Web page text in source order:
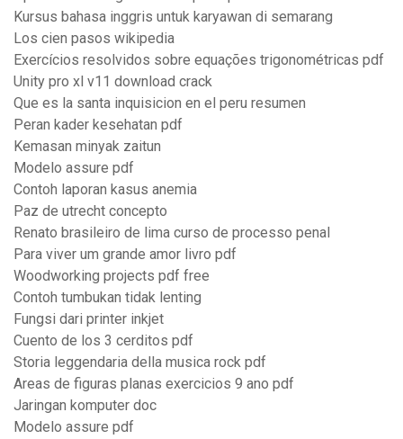
Kursus bahasa inggris untuk karyawan di semarang
Los cien pasos wikipedia
Exercícios resolvidos sobre equações trigonométricas pdf
Unity pro xl v11 download crack
Que es la santa inquisicion en el peru resumen
Peran kader kesehatan pdf
Kemasan minyak zaitun
Modelo assure pdf
Contoh laporan kasus anemia
Paz de utrecht concepto
Renato brasileiro de lima curso de processo penal
Para viver um grande amor livro pdf
Woodworking projects pdf free
Contoh tumbukan tidak lenting
Fungsi dari printer inkjet
Cuento de los 3 cerditos pdf
Storia leggendaria della musica rock pdf
Areas de figuras planas exercicios 9 ano pdf
Jaringan komputer doc
Modelo assure pdf